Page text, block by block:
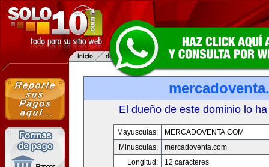
El dueño de este dominio lo
Mayusculas:
MERCADOVENTA.COM
Minusculas:
mercadoventa.com
Longitud:
12 caracteres